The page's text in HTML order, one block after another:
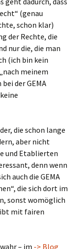
(genau
schon klar)
der Rechte, die
nur die, die man
(ich bin kein
meinem
der GEMA
die schon lange
aber nicht
und Etablierten
denn wenn
auch die GEMA
die sich dort im
sonst womöglich
mit fairen
– im -> Blog